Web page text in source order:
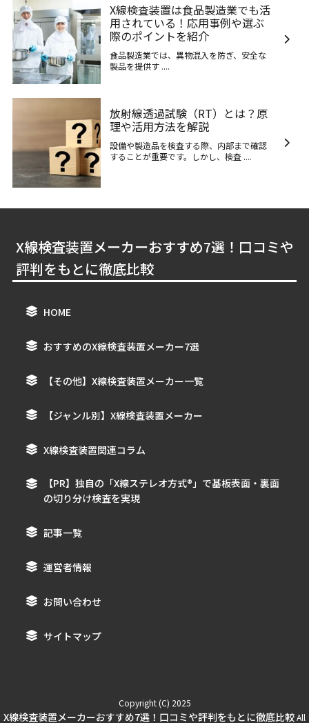
X線検査装置は食品製造業でも活
用されている！応用事例や選ぶ
際のポイントを紹介
食品製造業では、異物混入を防ぎ、安全な
製品を提供す ....
放射線透過試験（RT）とは？原
理や活用方法を解説
設備や製造品を検査する際、内部まで確認
することが重要です。しかし、検査 ....
X線検査装置メーカーおすすめ7選！口コミや
評判をもとに徹底比較
HOME
おすすめのX線検査装置メーカー7選
【その他】X線検査装置メーカー一覧
【ジャンル別】X線検査装置メーカー
X線検査装置関連コラム
【PR】独自の「X線ステレオ方式®︎」で基板表面・裏面
の切り分け検査を実現
記事一覧
運営者情報
お問い合わせ
サイトマップ
Copyright (C) 2025
X線検査装置メーカーおすすめ7選！口コミや評判をもとに徹底比較All